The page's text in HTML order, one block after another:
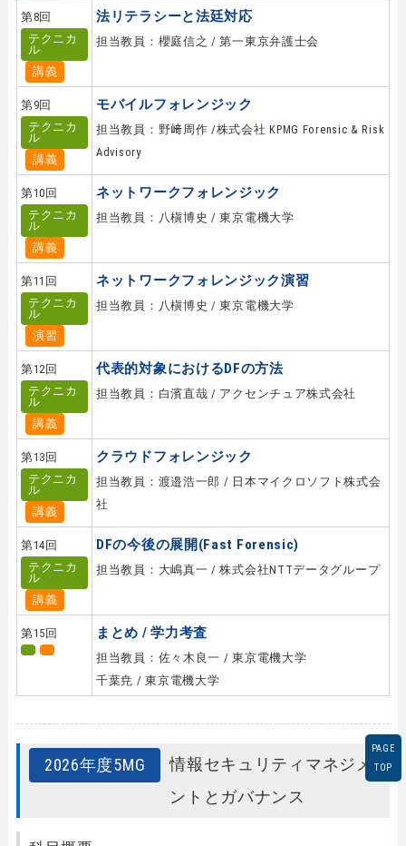
第8回
テクニカ
ル
講義
法リテラシーと法廷対応
担当教員：櫻庭信之 / 第一東京弁護士会
第9回
テクニカ
ル
講義
モバイルフォレンジック
担当教員：野﨑周作 /株式会社 KPMG Forensic & Risk
Advisory
第10回
テクニカ
ル
講義
ネットワークフォレンジック
担当教員：八槇博史 / 東京電機大学
第11回
テクニカ
ル
演習
ネットワークフォレンジック演習
担当教員：八槇博史 / 東京電機大学
第12回
テクニカ
ル
講義
代表的対象におけるDFの方法
担当教員：白濱直哉 / アクセンチュア株式会社
第13回
テクニカ
ル
講義
クラウドフォレンジック
担当教員：渡邉浩一郎 / 日本マイクロソフト株式会
社
第14回
テクニカ
ル
講義
DFの今後の展開(Fast Forensic)
担当教員：大嶋真一 / 株式会社NTTデータグループ
第15回 まとめ / 学力考査
担当教員：佐々木良一 / 東京電機大学
千葉尭 / 東京電機大学
2026年度5MG
情報セキュリティマネジメ
ントとガバナンス
PAGE
TOP